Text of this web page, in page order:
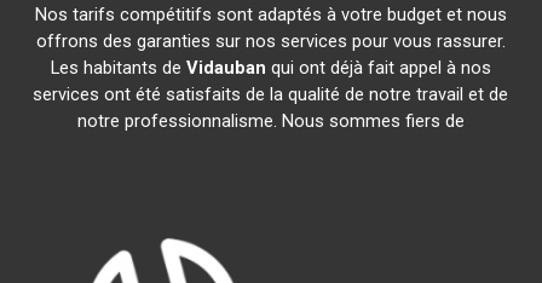
Nos tarifs compétitifs sont adaptés à votre budget et nous
offrons des garanties sur nos services pour vous rassurer.
Les habitants de Vidauban qui ont déjà fait appel à nos
services ont été satisfaits de la qualité de notre travail et de
notre professionnalisme. Nous sommes fiers de